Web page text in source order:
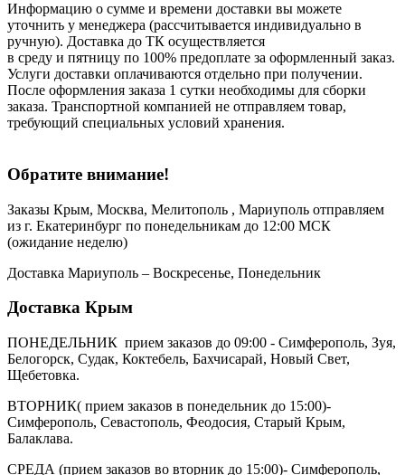
Информацию о сумме и времени доставки вы можете
уточнить у менеджера (рассчитывается индивидуально в
ручную). Доставка до ТК осуществляется
в среду и пятницу по 100% предоплате за оформленный заказ.
Услуги доставки оплачиваются отдельно при получении.
После оформления заказа 1 сутки необходимы для сборки
заказа. Транспортной компанией не отправляем товар,
требующий специальных условий хранения.
Обратите внимание!
Заказы Крым, Москва, Мелитополь , Мариуполь отправляем
из г. Екатеринбург по понедельникам до 12:00 МСК
(ожидание неделю)
Доставка Мариуполь – Воскресенье, Понедельник
Доставка Крым
ПОНЕДЕЛЬНИК прием заказов до 09:00 - Симферополь, Зуя,
Белогорск, Судак, Коктебель, Бахчисарай, Новый Свет,
Щебетовка.
ВТОРНИК( прием заказов в понедельник до 15:00)-
Симферополь, Севастополь, Феодосия, Старый Крым,
Балаклава.
СРЕДА (прием заказов во вторник до 15:00)- Симферополь,